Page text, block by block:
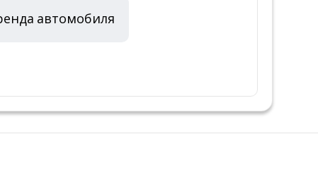
автомобиля